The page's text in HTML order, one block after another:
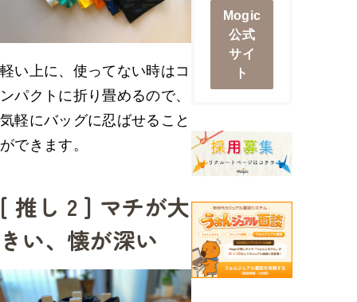
軽い上に、使ってない時はコ
ンパクトに折り畳めるので、
気軽にバッグに忍ばせること
ができます。
[ 推し 2 ] マチが大
きい、懐が深い
Mogic
公式
サイ
ト